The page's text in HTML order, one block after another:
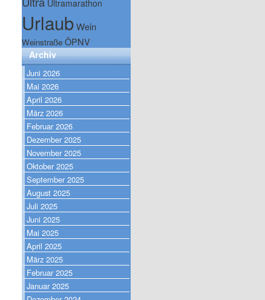
Ultramarathon
UrlaubWein
Weinstraße ÖPNV
Archiv
Juni 2026
Mai 2026
April 2026
März 2026
Februar 2026
Dezember 2025
November 2025
Oktober 2025
September 2025
August 2025
Juli 2025
Juni 2025
Mai 2025
April 2025
März 2025
Februar 2025
Januar 2025